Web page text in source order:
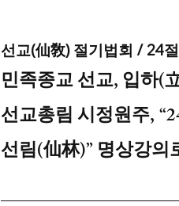
선교(仙敎) 절기법회 / 24
민족종교 선교, 입하(
선교총림 시정원주,
선림(仙林)” 명상강의